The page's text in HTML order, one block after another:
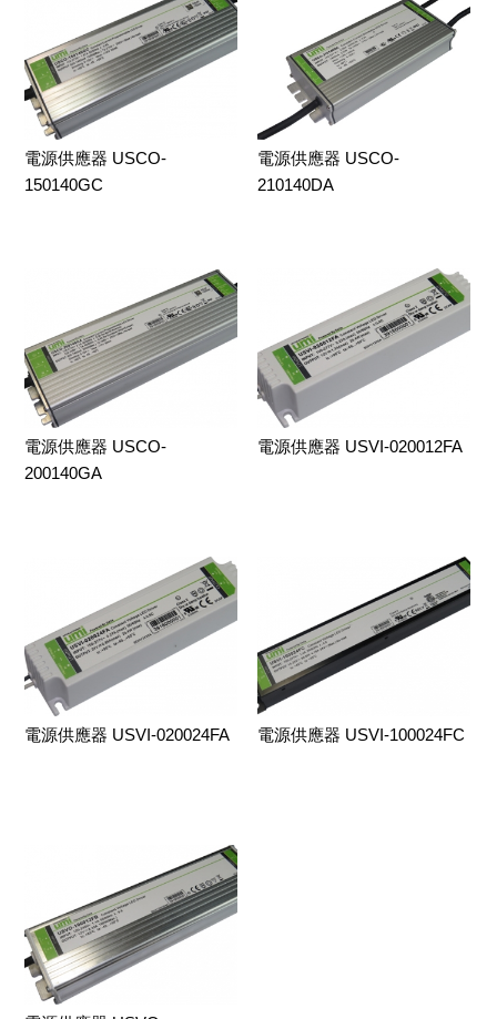
電源供應器 USCO-
150140GC
電源供應器 USCO-
210140DA
電源供應器 USCO-
200140GA
電源供應器 USVI-020012FA
電源供應器 USVI-020024FA 電源供應器 USVI-100024FC